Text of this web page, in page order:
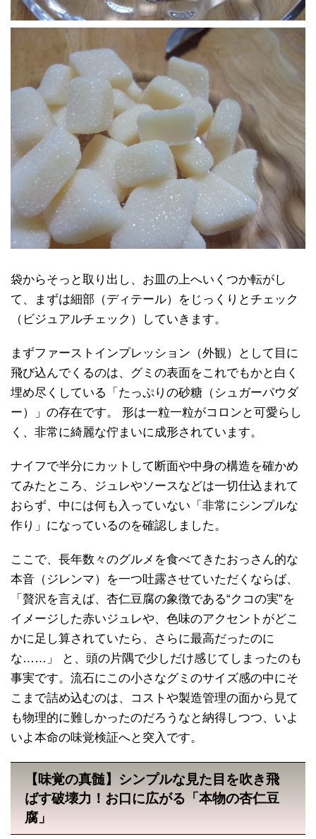
袋からそっと取り出し、お皿の上へいくつか転がし
て、まずは細部（ディテール）をじっくりとチェック
（ビジュアルチェック）していきます。
まずファーストインプレッション（外観）として目に
飛び込んでくるのは、グミの表面をこれでもかと白く
埋め尽くしている「たっぷりの砂糖（シュガーパウダ
ー）」の存在です。 形は一粒一粒がコロンと可愛らし
く、非常に綺麗な佇まいに成形されています。
ナイフで半分にカットして断面や中身の構造を確かめ
てみたところ、ジュレやソースなどは一切仕込まれて
おらず、中には何も入っていない「非常にシンプルな
作り」になっているのを確認しました。
ここで、長年数々のグルメを食べてきたおっさん的な
本音（ジレンマ）を一つ吐露させていただくならば、
「贅沢を言えば、杏仁豆腐の象徴である“クコの実”を
イメージした赤いジュレや、色味のアクセントがどこ
かに足し算されていたら、さらに最高だったのに
な……」 と、頭の片隅で少しだけ感じてしまったのも
事実です。流石にこの小さなグミのサイズ感の中にそ
こまで詰め込むのは、コストや製造管理の面から見て
も物理的に難しかったのだろうなと納得しつつ、いよ
いよ本命の味覚検証へと突入です。
【味覚の真髄】シンプルな見た目を吹き飛
ばす破壊力！お口に広がる「本物の杏仁豆
腐」